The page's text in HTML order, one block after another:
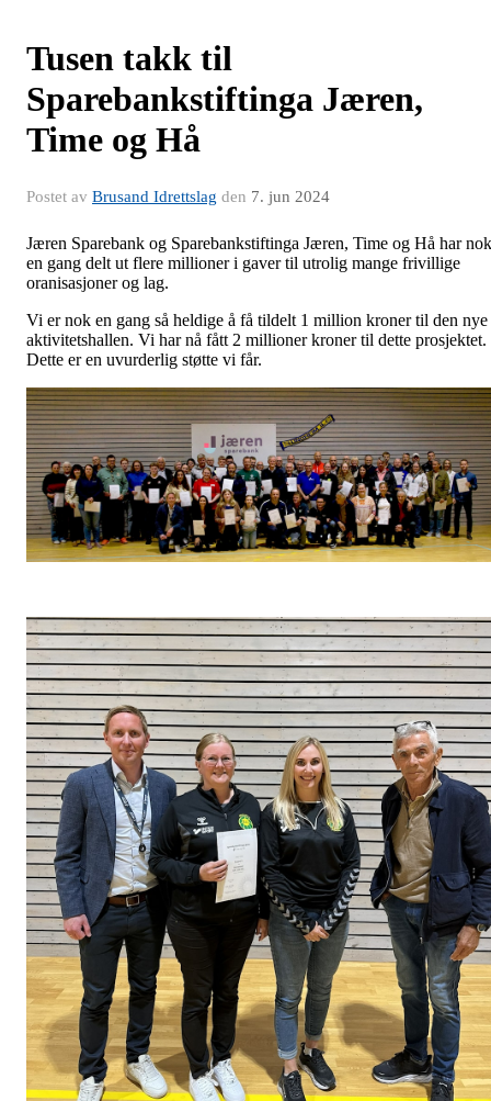
Tusen takk til
Sparebankstiftinga Jæren,
Time og Hå
Postet av Brusand Idrettslag den 7. jun 2024
Jæren Sparebank og Sparebankstiftinga Jæren, Time og Hå har nok
en gang delt ut flere millioner i gaver til utrolig mange frivillige
oranisasjoner og lag.
Vi er nok en gang så heldige å få tildelt 1 million kroner til den nye
aktivitetshallen. Vi har nå fått 2 millioner kroner til dette prosjektet.
Dette er en uvurderlig støtte vi får.